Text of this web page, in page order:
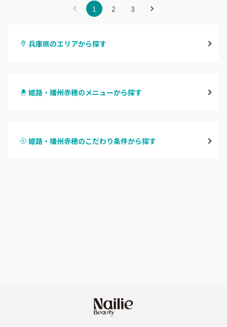
1 2 3
兵庫県のエリアから探す
尼崎・塚口・武庫之荘
姫路・播州赤穂のメニューから探す
ハンドスカルプ
姫路・播州赤穂のこだわり条件から探す